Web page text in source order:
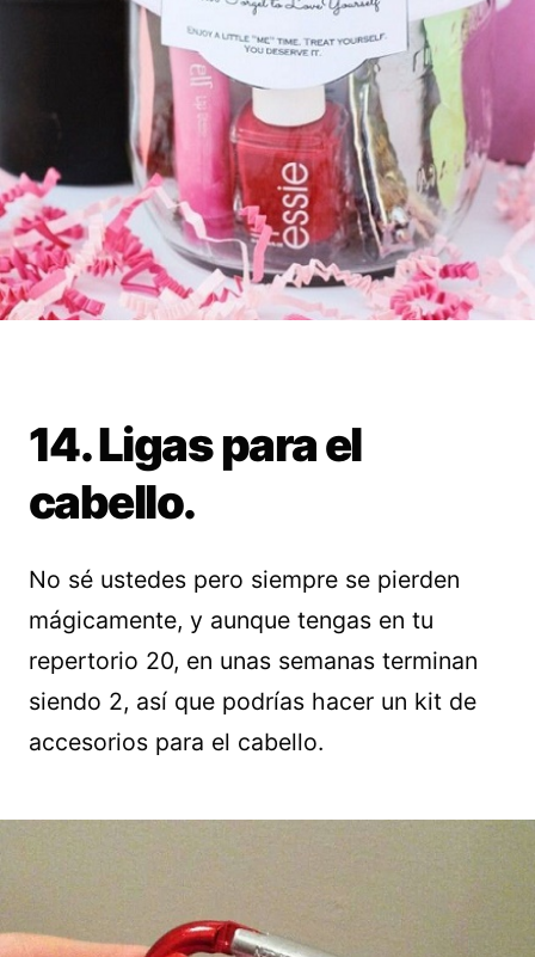
14. Ligas para el
cabello.
No sé ustedes pero siempre se pierden
mágicamente, y aunque tengas en tu
repertorio 20, en unas semanas terminan
siendo 2, así que podrías hacer un kit de
accesorios para el cabello.